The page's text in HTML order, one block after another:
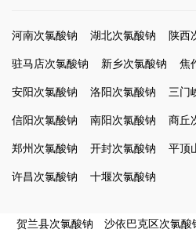
河南次氯酸钠 湖北次氯酸钠 陕西
驻马店次氯酸钠
新乡次氯酸钠 焦
安阳次氯酸钠
洛阳次氯酸钠 三门
信阳次氯酸钠
南阳次氯酸钠 商丘
郑州次氯酸钠
开封次氯酸钠 平顶
许昌次氯酸钠
十堰次氯酸钠
贺兰县次氯酸钠 沙依巴克区次氯酸